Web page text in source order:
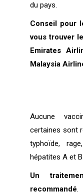
du pays.
Conseil pour
vous trouver
Emirates
Malaysia
Aucune
certaines sont
typhoïde,
hépatites A et B.
Un
recommandé.